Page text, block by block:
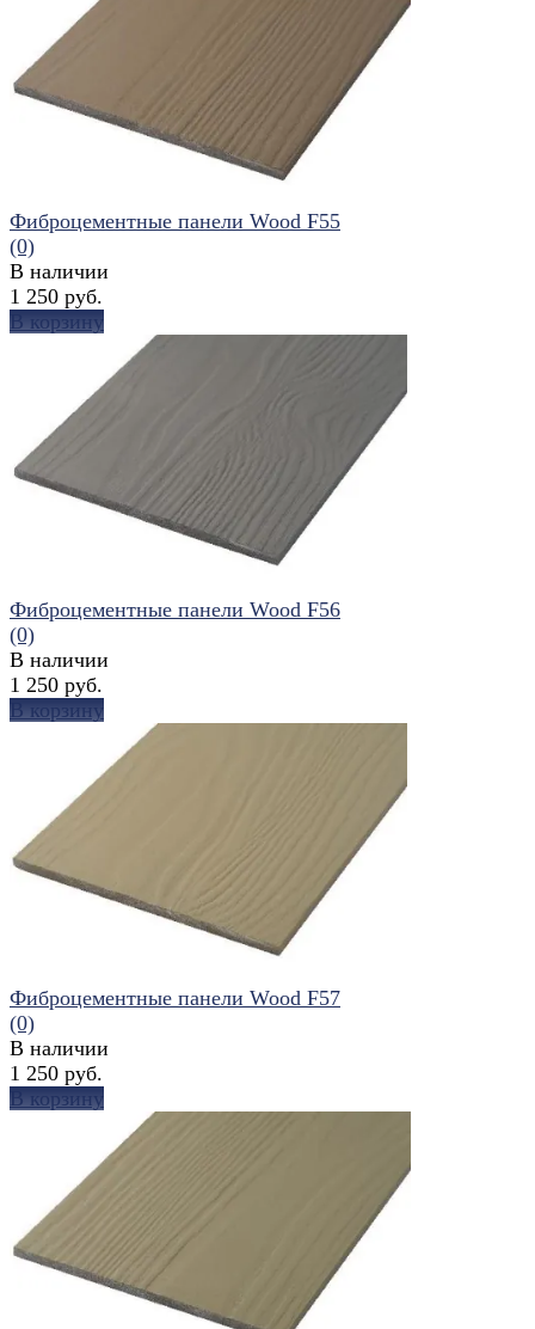
избранное
избранное
Фиброцементные панели Wood F55
(0)
В наличии
1 250 руб.
В корзину
избранное
Фиброцементные панели Wood F56
(0)
В наличии
1 250 руб.
В корзину
избранное
Фиброцементные панели Wood F57
(0)
В наличии
1 250 руб.
В корзину